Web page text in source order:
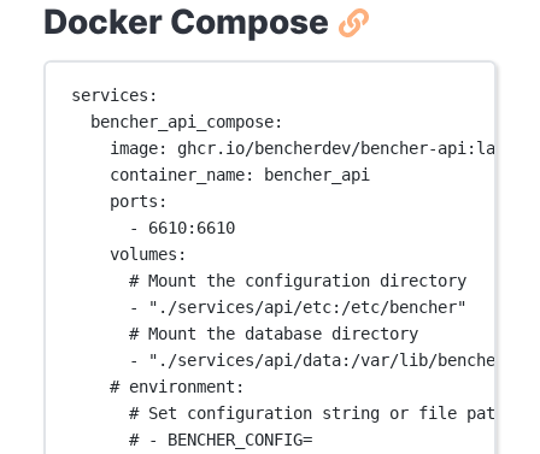
Docker Compose
services :
bencher_api_compose:
image: ghcr.io/bencherdev/bencher-api:latest
container_name:
bencher_api
ports :
- 6610:6610
volumes :
# Mount the configuration directory
-
"./services/api/etc:/etc/bencher"
# Mount the database directory
-
"./services/api/data:/var/lib/bencher/
# environment:
# Set configuration string or file path
# - BENCHER_CONFIG=